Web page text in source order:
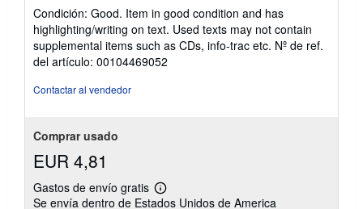
vendedor:
5
de
5
Condición: Good. Item in good condition and has
highlighting/writing on text. Used texts may not contain
supplemental items such as CDs, info-trac etc. Nº de ref.
del artículo: 00104469052
Contactar al vendedor
Comprar usado
EUR 4,81
Gastos de envío gratis
Más
información
Se envía dentro de Estados Unidos de America